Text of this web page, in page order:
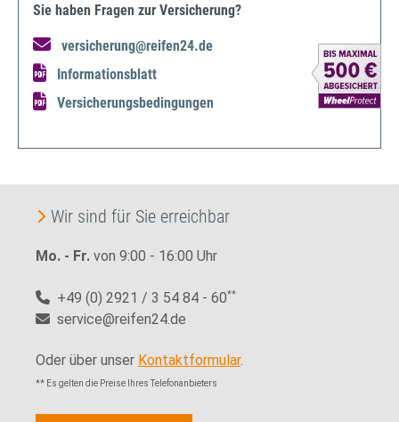
Sie haben Fragen zur Versicherung?
versicherung@reifen24.de
Informationsblatt
Versicherungsbedingungen
Wir sind für Sie erreichbar
Mo. - Fr. von 9:00 - 16:00 Uhr
+49 (0) 2921 / 3 54 84 - 60**
service@reifen24.de
Oder über unser Kontaktformular.
** Es gelten die Preise Ihres Telefonanbieters